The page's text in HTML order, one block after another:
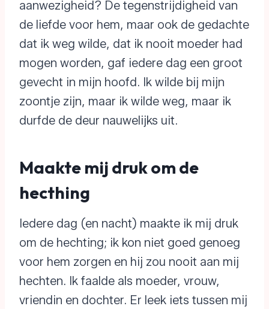
aanwezigheid? De tegenstrijdigheid van
de liefde voor hem, maar ook de gedachte
dat ik weg wilde, dat ik nooit moeder had
mogen worden, gaf iedere dag een groot
gevecht in mijn hoofd. Ik wilde bij mijn
zoontje zijn, maar ik wilde weg, maar ik
durfde de deur nauwelijks uit.
Maakte mij druk om de
hecthing
Iedere dag (en nacht) maakte ik mij druk
om de hechting; ik kon niet goed genoeg
voor hem zorgen en hij zou nooit aan mij
hechten. Ik faalde als moeder, vrouw,
vriendin en dochter. Er leek iets tussen mij